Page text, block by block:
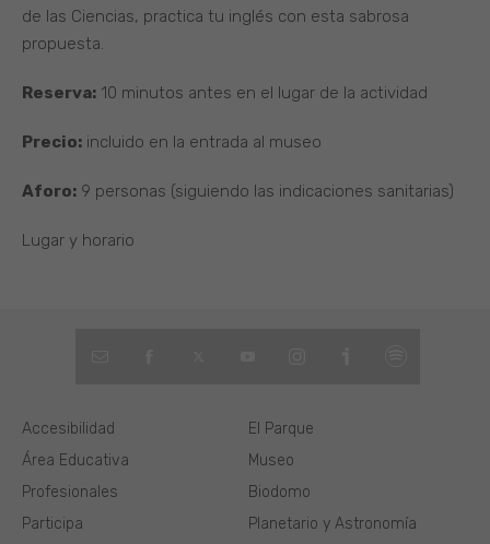
de las Ciencias, practica tu inglés con esta sabrosa
propuesta.
Reserva: 10 minutos antes en el lugar de la actividad
Precio: incluido en la entrada al museo
Aforo: 9 personas (siguiendo las indicaciones sanitarias)
Lugar y horario
El Parque
Museo
Biodomo
Planetario y Astronomía
Área Educativa
Profesionales
Participa
Accesibilidad